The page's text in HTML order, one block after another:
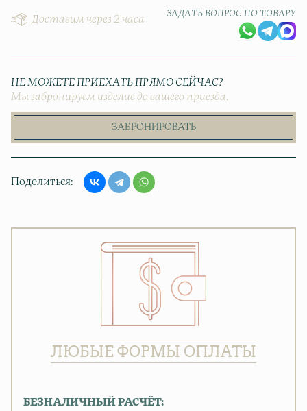
Доставим через 2 часа
ЗАДАТЬ ВОПРОС ПО ТОВАРУ
НЕ МОЖЕТЕ ПРИЕХАТЬ ПРЯМО СЕЙЧАС?
Мы забронируем изделие до вашего приезда.
ЗАБРОНИРОВАТЬ
Поделиться
ЛЮБЫЕ ФОРМЫ ОПЛАТЫ
БЕЗНАЛИЧНЫЙ РАСЧЁТ: